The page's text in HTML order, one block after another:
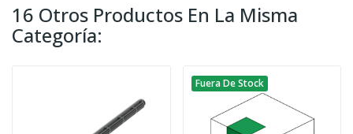
16 Otros Productos En La Misma
Categoría:
Fuera De Stock